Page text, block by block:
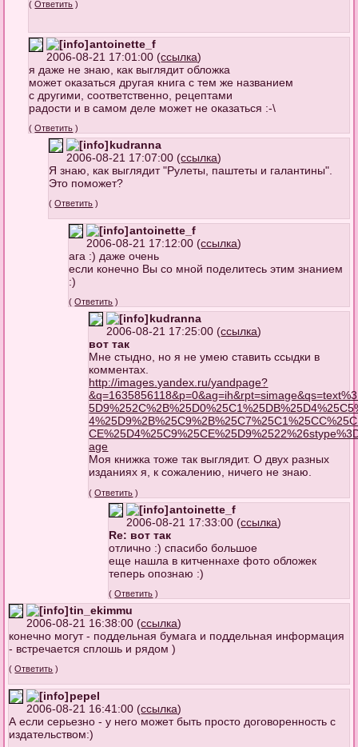
(Ответить )
antoinette_f
2006-08-21 17:01:00 (ссылка)
я даже не знаю, как выглядит обложка
может оказаться другая книга с тем же названием
с другими, соответственно, рецептами
радости и в самом деле может не оказаться :-\
(Ответить )
kudranna
2006-08-21 17:07:00 (ссылка)
Я знаю, как выглядит "Рулеты, паштеты и галантины".
Это поможет?
(Ответить )
antoinette_f
2006-08-21 17:12:00 (ссылка)
ага :) даже очень
если конечно Вы со мной поделитесь этим знанием
:)
(Ответить )
kudranna
2006-08-21 17:25:00 (ссылка)
вот так
Мне стыдно, но я не умею ставить ссыдки в
комментах.
http://images.yandex.ru/yandpage?
age
Моя книжка тоже так выглядит. О двух разных
изданиях я, к сожалению, ничего не знаю.
(Ответить )
antoinette_f
2006-08-21 17:33:00 (ссылка)
Re: вот так
отлично :) спасибо большое
еще нашла в китченнахе фото обложек
теперь опознаю :)
(Ответить )
tin_ekimmu
2006-08-21 16:38:00 (ссылка)
конечно могут - поддельная бумага и поддельная информация
- встречается сплошь и рядом )
(Ответить )
pepel
2006-08-21 16:41:00 (ссылка)
А если серьезно - у него может быть просто договоренность с
издательством:)